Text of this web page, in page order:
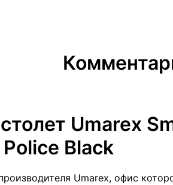
Umarex
Black
Umarex, офис